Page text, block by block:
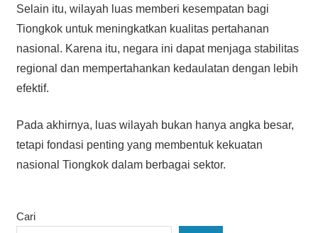
Selain itu, wilayah luas memberi kesempatan bagi
Tiongkok untuk meningkatkan kualitas pertahanan
nasional. Karena itu, negara ini dapat menjaga stabilitas
regional dan mempertahankan kedaulatan dengan lebih
efektif.
Pada akhirnya, luas wilayah bukan hanya angka besar,
tetapi fondasi penting yang membentuk kekuatan
nasional Tiongkok dalam berbagai sektor.
Cari